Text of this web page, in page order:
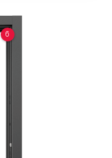
6